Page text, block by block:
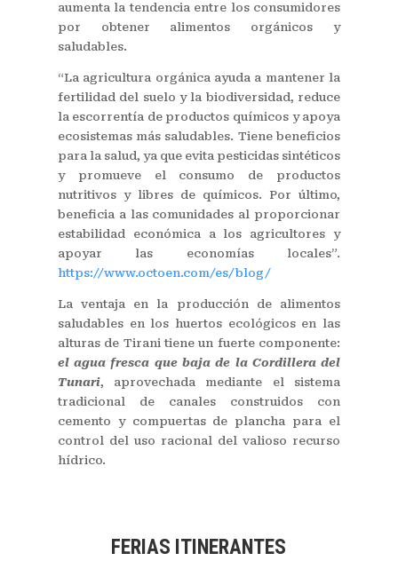
aumenta la tendencia entre los consumidores
por obtener alimentos orgánicos y
saludables.
“La agricultura orgánica ayuda a mantener la
fertilidad del suelo y la biodiversidad, reduce
la escorrentía de productos químicos y apoya
ecosistemas más saludables. Tiene beneficios
para la salud, ya que evita pesticidas sintéticos
y promueve el consumo de productos
nutritivos y libres de químicos. Por último,
beneficia a las comunidades al proporcionar
estabilidad económica a los agricultores y
apoyar las economías locales”.
https://www.octoen.com/es/blog/
La ventaja en la producción de alimentos
saludables en los huertos ecológicos en las
alturas de Tirani tiene un fuerte componente:
el agua fresca que baja de la Cordillera del
Tunari, aprovechada mediante el sistema
tradicional de canales construidos con
cemento y compuertas de plancha para el
control del uso racional del valioso recurso
hídrico.
FERIAS ITINERANTES